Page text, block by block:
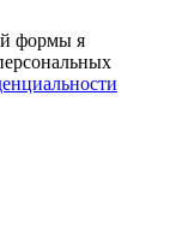
формы я